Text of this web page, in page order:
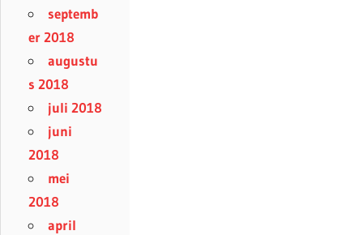
septemb
er 2018
augustu
s 2018
juli 2018
juni
2018
mei
2018
april